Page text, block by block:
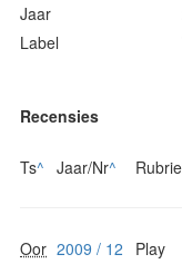
Jaar
Label
Recensies
Ts^ Jaar/Nr^
Oor 2009 / 12 Play